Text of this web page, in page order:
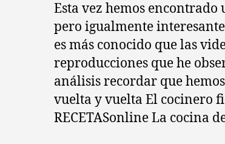
Esta vez hemos
pero igualmente
es más conocido que las
reproducciones que he
análisis recordar que
vuelta y vuelta El cocinero
RECETASonline La cocina